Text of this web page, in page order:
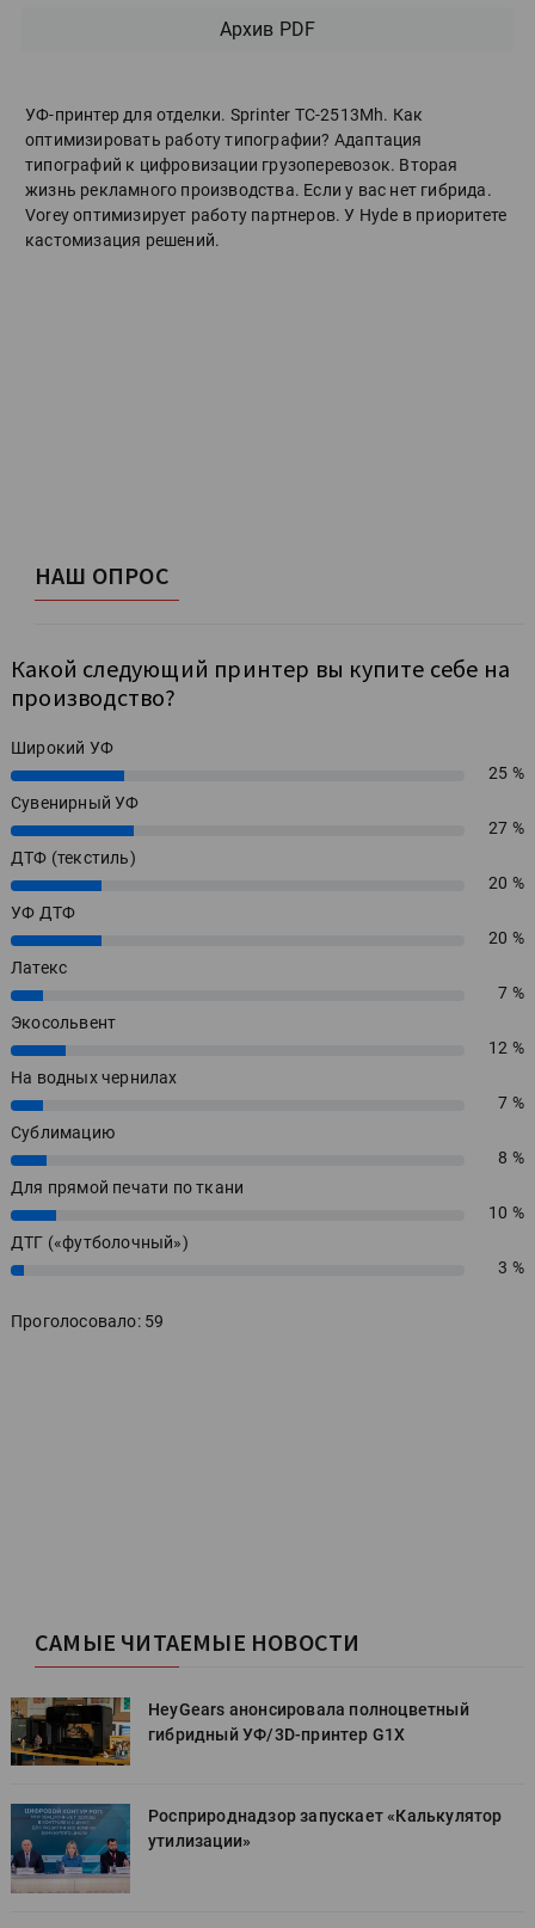
Архив PDF
УФ-принтер для отделки. Sprinter ТС-2513Mh. Как
оптимизировать работу типографии? Адаптация
типографий к цифровизации грузоперевозок. Вторая
жизнь рекламного производства. Если у вас нет гибрида.
Vorey оптимизирует работу партнеров. У Hyde в приоритете
кастомизация решений.
НАШ ОПРОС
Какой следующий принтер вы купите себе на
производство?
Широкий УФ
25%
25 %
Сувенирный УФ
27%
27 %
ДТФ (текстиль)
20%
20 %
УФ ДТФ
20%
20 %
Латекс
7%
7 %
Экосольвент
12%
12 %
На водных чернилах
7%
7 %
Сублимацию
8%
8 %
Для прямой печати по ткани
10%
10 %
ДТГ («футболочный»)
3% 3 %
Проголосовало: 59
САМЫЕ ЧИТАЕМЫЕ НОВОСТИ
HeyGears анонсировала полноцветный
гибридный УФ/3D-принтер G1X
Росприроднадзор запускает «Калькулятор
утилизации»